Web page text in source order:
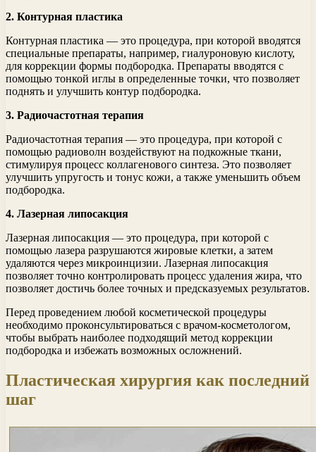
2. Контурная пластика
Контурная пластика — это процедура, при которой вводятся
специальные препараты, например, гиалуроновую кислоту,
для коррекции формы подбородка. Препараты вводятся с
помощью тонкой иглы в определенные точки, что позволяет
поднять и улучшить контур подбородка.
3. Радиочастотная терапия
Радиочастотная терапия — это процедура, при которой с
помощью радиоволн воздействуют на подкожные ткани,
стимулируя процесс коллагенового синтеза. Это позволяет
улучшить упругость и тонус кожи, а также уменьшить объем
подбородка.
4. Лазерная липосакция
Лазерная липосакция — это процедура, при которой с
помощью лазера разрушаются жировые клетки, а затем
удаляются через микроинцизии. Лазерная липосакция
позволяет точно контролировать процесс удаления жира, что
позволяет достичь более точных и предсказуемых результатов.
Перед проведением любой косметической процедуры
необходимо проконсультироваться с врачом-косметологом,
чтобы выбрать наиболее подходящий метод коррекции
подбородка и избежать возможных осложнений.
Пластическая хирургия как последний
шаг